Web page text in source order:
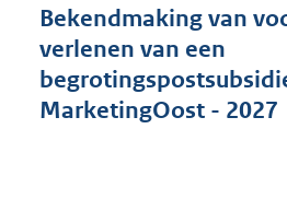
Bekendmaking van
verlenen van een
MarketingOost - 2027